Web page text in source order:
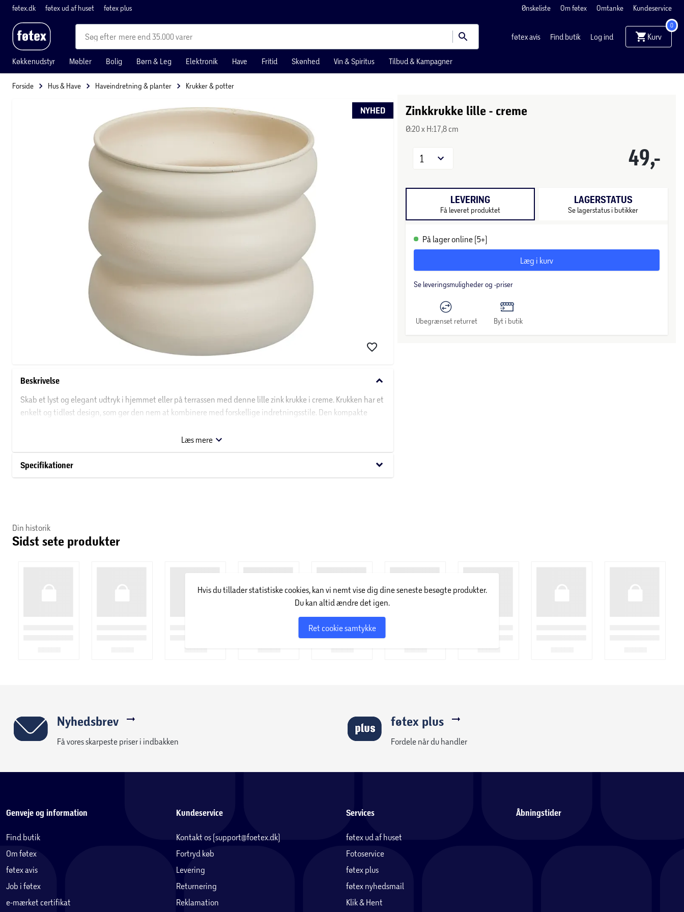
føtex.dk føtex ud af huset føtex plus Ønskeliste Om føtex Omtanke Kundeservice
mere end 35.000 varer føtex avis Find butik Log ind Kurv
0
Køkkenudstyr Møbler Bolig Børn & Leg Elektronik Have Fritid Skønhed Vin & Spiritus Tilbud & Kampagner
Forside Hus & Have Haveindretning & planter Krukker & potter
NYHED
Beskrivelse keyboard_arrow_down
Skab et lyst og elegant udtryk i hjemmet eller på terrassen med denne lille zink krukke i creme. Krukken har et
enkelt og tidløst design, som gør den nem at kombinere med forskellige indretningsstile. Den kompakte
Produktinformation:
Materiale: Zink
Størrelse: Lille
Læs mere
Specifikationer keyboard_arrow_down
Zinkkrukke lille - creme
Ø:20 x H:17,8 cm
49,-
1
LEVERING
Få leveret produktet
LAGERSTATUS
Se lagerstatus i butikker
På lager online (5+)
Læg i kurv
Se leveringsmuligheder og -priser
Ubegrænset returret Byt i butik
Din historik
Sidst sete produkter
Hvis du tillader statistiske cookies, kan vi nemt vise dig dine seneste besøgte produkter.
Du kan altid ændre det igen.
Ret cookie samtykke
Nyhedsbrev
Få vores skarpeste priser i indbakken
føtex plus
Fordele når du handler
Genveje og information
Find butik
Om føtex
føtex avis
Job i føtex
e-mærket certifikat
Kundeservice
Kontakt os (support@foetex.dk)
Fortryd køb
Levering
Returnering
Reklamation
Services
føtex ud af huset
Fotoservice
føtex plus
føtex nyhedsmail
Klik & Hent
Åbningstider